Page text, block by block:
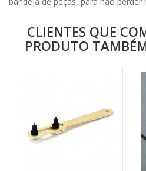
CLIENTES QUE
PRODUTO